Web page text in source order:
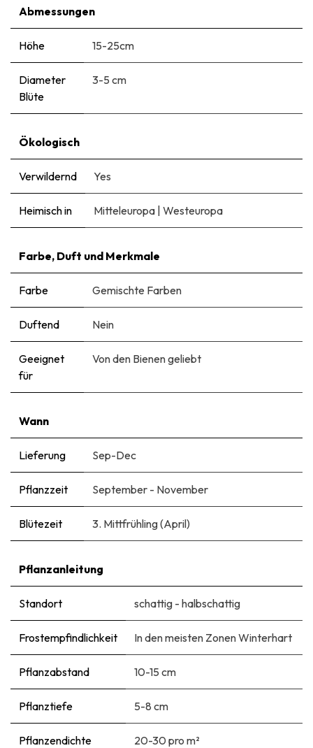
Abmessungen
Höhe 15-25cm
Diameter
Blüte
3-5 cm
Ökologisch
Verwildernd Yes
Heimisch in Mitteleuropa | Westeuropa
Farbe, Duft und Merkmale
Farbe Gemischte Farben
Duftend Nein
Geeignet
für
Von den Bienen geliebt
Wann
Lieferung Sep-Dec
Pflanzzeit September - November
Blütezeit 3. Mittfrühling (April)
Pflanzanleitung
Standort schattig - halbschattig
Frostempfindlichkeit In den meisten Zonen Winterhart
Pflanzabstand 10-15 cm
Pflanztiefe 5-8 cm
Pflanzendichte 20-30 pro m²